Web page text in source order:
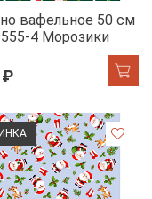
вафельное 50 см
4 Морозики
₽